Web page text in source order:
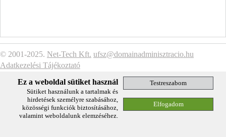
© 2001-2025. Net-Tech Kft. ufsz@domainadminisztracio.hu
Adatkezelési Tájékoztató
Ez a weboldal sütiket használ
Sütiket használunk a tartalmak és
hirdetések személyre szabásához,
közösségi funkciók biztosításához,
valamint weboldalunk elemzéséhez.